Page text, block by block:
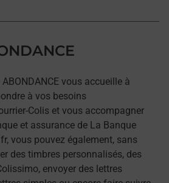
vous accueille à
à vos besoins
Colis et vous accompagner
et assurance de La Banque
vous pouvez également, sans
des timbres personnalisés, des
envoyer des lettres